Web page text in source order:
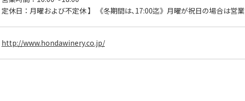
定休日： 月曜および不定休 】 《冬期間は､17:00迄》月曜が祝日の場合は営業
http://www.hondawinery.co.jp/